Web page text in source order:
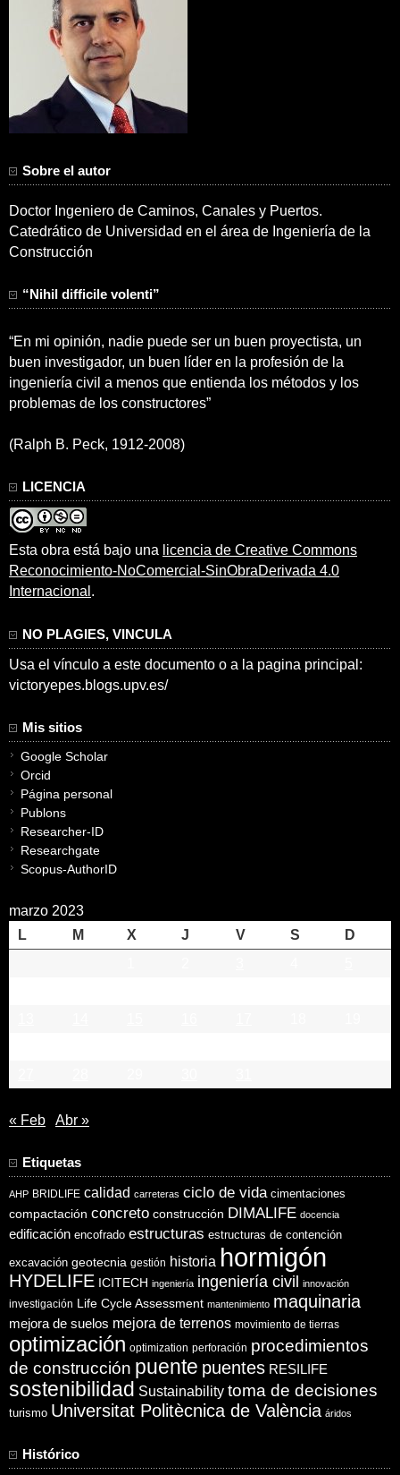
Sobre el autor
Doctor Ingeniero de Caminos, Canales y Puertos.
Catedrático de Universidad en el área de Ingeniería de la
Construcción
“Nihil difficile volenti”
“En mi opinión, nadie puede ser un buen proyectista, un
buen investigador, un buen líder en la profesión de la
ingeniería civil a menos que entienda los métodos y los
problemas de los constructores”
(Ralph B. Peck, 1912-2008)
LICENCIA
Esta obra está bajo una licencia de Creative Commons
Reconocimiento-NoComercial-SinObraDerivada 4.0
Internacional .
NO PLAGIES, VINCULA
Usa el vínculo a este documento o a la pagina principal:
victoryepes.blogs.upv.es/
Mis sitios
Google Scholar
Orcid
Página personal
Publons
Researcher-ID
Researchgate
Scopus-AuthorID
marzo 2023
L
M X J V S
D
« Feb Abr »
Etiquetas
AHP BRIDLIFE calidad carreteras ciclo de vida cimentaciones
compactación concreto construcción DIMALIFE docencia
edificación encofrado estructuras estructuras de contención
excavación geotecnia gestión historia hormigón
HYDELIFE ICITECH ingeniería ingeniería civil innovación
investigación Life Cycle Assessment mantenimiento maquinaria
mejora de suelos mejora de terrenos movimiento de tierras
optimización optimization perforación procedimientos
de construcción puente puentes RESILIFE
sostenibilidad Sustainability toma de decisiones
turismo Universitat Politècnica de València áridos
Histórico